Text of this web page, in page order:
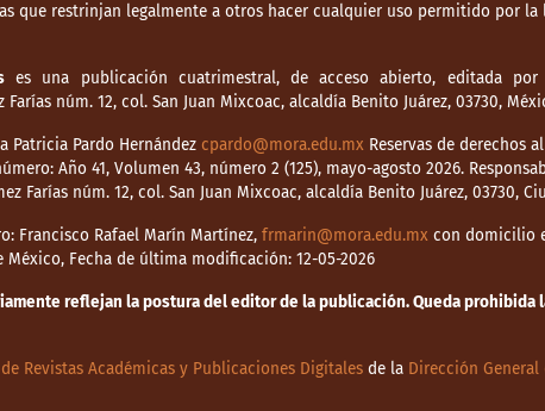
que restrinjan legalmente a otros hacer cualquier uso permitido por la
es una publicación cuatrimestral, de acceso abierto, editada
Farías núm. 12, col. San Juan Mixcoac, alcaldía Benito Juárez, 03730,
Patricia Pardo Hernández cpardo@mora.edu.mx Reservas de derechos
Año 41, Volumen 43, número 2 (125), mayo-agosto 2026.
Farías núm. 12, col. San Juan Mixcoac, alcaldía Benito Juárez, 03730,
Francisco Rafael Marín Martínez, frmarin@mora.edu.mx con domicilio
México, Fecha de última modificación: 12-05-2026
reflejan la postura del editor de la publicación. Queda
Revistas Académicas y Publicaciones Digitales de la Dirección